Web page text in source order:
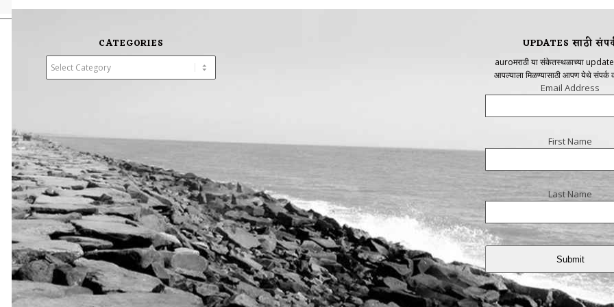
CATEGORIES UPDATES साठी
auroमराठी या संकेतस्थळाच्या
आपल्याला मिळण्यासाठी आपण येथे
Email Address
First Name
Last Name
Submit